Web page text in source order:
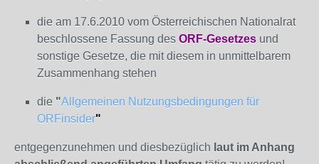
die am 17.6.2010 vom Österreichischen Nationalrat
beschlossene Fassung des ORF-Gesetzes und
sonstige Gesetze, die mit diesem in unmittelbarem
Zusammenhang stehen
die "Allgemeinen Nutzungsbedingungen für
ORFinsider"
entgegenzunehmen und diesbezüglich laut im Anhang